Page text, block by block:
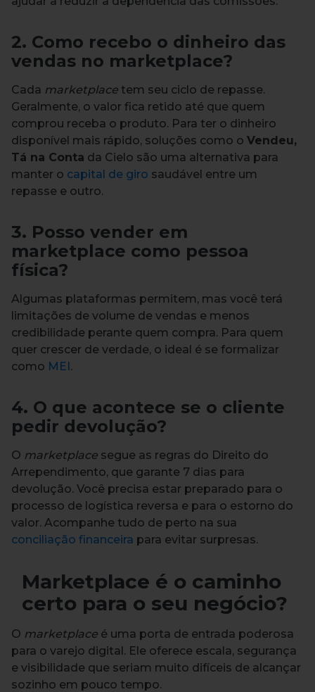
2. Como recebo o dinheiro das
vendas no marketplace?
Cada marketplace tem seu ciclo de repasse.
Geralmente, o valor fica retido até que quem
comprou receba o produto. Para ter o dinheiro
disponível mais rápido, soluções como o Vendeu,
Tá na Conta da Cielo são uma alternativa para
manter o capital de giro saudável entre um
repasse e outro.
3. Posso vender em
marketplace como pessoa
física?
Algumas plataformas permitem, mas você terá
limitações de volume de vendas e menos
credibilidade perante quem compra. Para quem
quer crescer de verdade, o ideal é se formalizar
como MEI.
4. O que acontece se o cliente
pedir devolução?
O marketplace segue as regras do Direito do
Arrependimento, que garante 7 dias para
devolução. Você precisa estar preparado para o
processo de logística reversa e para o estorno do
valor. Acompanhe tudo de perto na sua
conciliação financeira para evitar surpresas.
Marketplace é o caminho
certo para o seu negócio?
O marketplace é uma porta de entrada poderosa
para o varejo digital. Ele oferece escala, segurança
e visibilidade que seriam muito difíceis de alcançar
sozinho em pouco tempo.